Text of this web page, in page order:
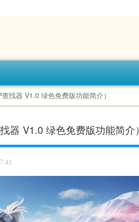
找器 V1.0 绿色免费版功能简介）
器 V1.0 绿色免费版功能简介）